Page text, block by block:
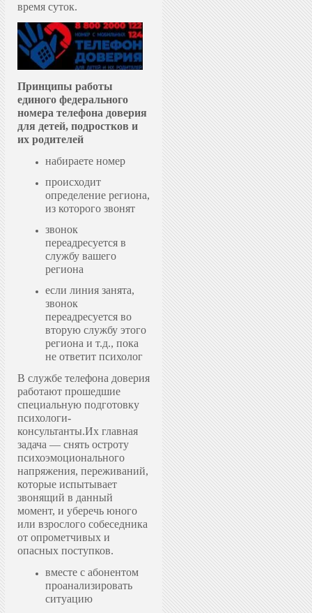
время суток.
Принципы работы
единого федерального
номера телефона доверия
для детей, подростков и
их родителей
набираете номер
происходит
определение региона,
из которого звонят
звонок
переадресуется в
службу вашего
региона
если линия занята,
звонок
переадресуется во
вторую службу этого
региона и т.д., пока
не ответит психолог
В службе телефона доверия
работают прошедшие
специальную подготовку
психологи-
консультанты.Их главная
задача — снять остроту
психоэмоционального
напряжения, переживаний,
которые испытывает
звонящий в данный
момент, и уберечь юного
или взрослого собеседника
от опрометчивых и
опасных поступков.
вместе с абонентом
проанализировать
ситуацию